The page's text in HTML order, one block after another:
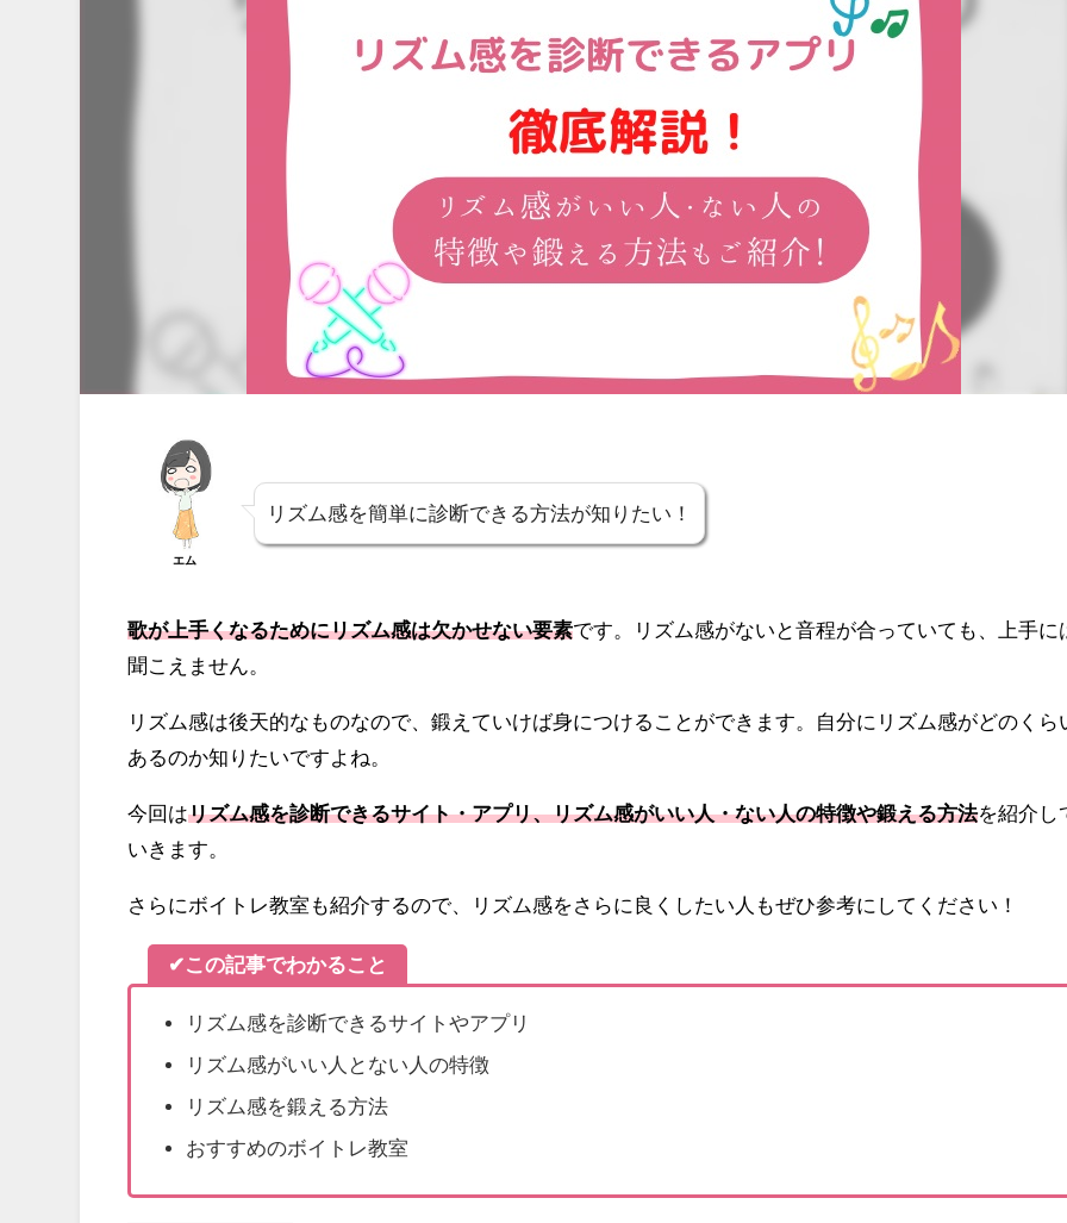
エム
リズム感を簡単に診断できる方法が知りたい！
歌が上手くなるためにリズム感は欠かせない要素です。リズム感がないと音程が合っていても、上手に
聞こえません。
リズム感は後天的なものなので、鍛えていけば身につけることができます。自分にリズム感がどのくら
あるのか知りたいですよね。
今回はリズム感を診断できるサイト・アプリ、リズム感がいい人・ない人の特徴や鍛える方法を紹介し
いきます。
さらにボイトレ教室も紹介するので、リズム感をさらに良くしたい人もぜひ参考にしてください！
✔この記事でわかること
リズム感を診断できるサイトやアプリ
リズム感がいい人とない人の特徴
リズム感を鍛える方法
おすすめのボイトレ教室